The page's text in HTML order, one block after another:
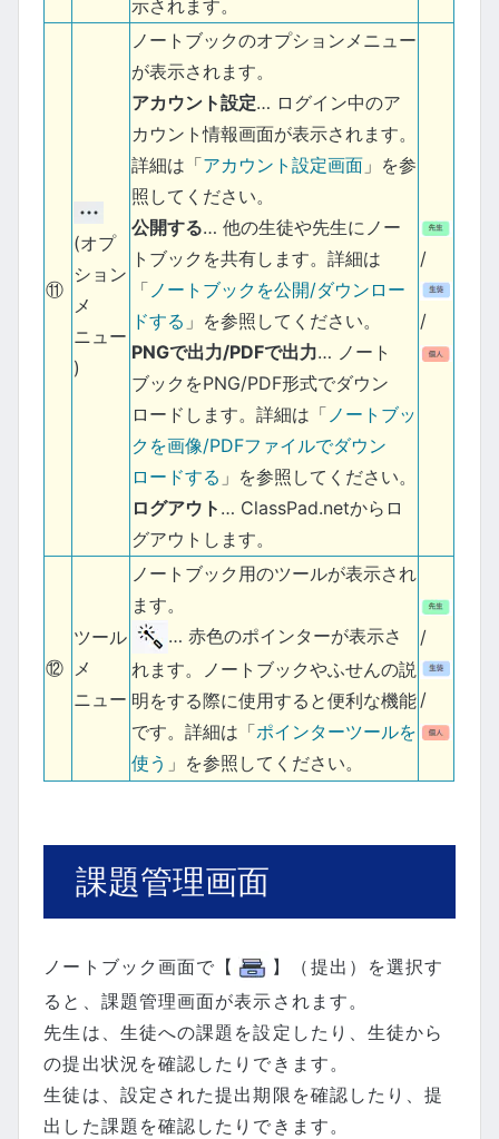
示されます。
⑪
(オプ
ション
メ
ニュー
)
ノートブックのオプションメニュー
が表示されます。
アカウント設定… ログイン中のア
カウント情報画面が表示されます。
詳細は「アカウント設定画面 」を参
照してください。
公開する… 他の生徒や先生にノー
トブックを共有します。詳細は
「 ノートブックを公開/ダウンロー
ドする 」を参照してください。
PNGで出力/PDFで出力… ノート
ブックをPNG/PDF形式でダウン
ロードします。詳細は「 ノートブッ
クを画像/PDFファイルでダウン
ロードする 」を参照してください。
ログアウト … ClassPad.netからロ
グアウトします。
/
/
⑫
ツール
メ
ニュー
ノートブック用のツールが表示され
ます。
… 赤色のポインターが表示さ
れます。ノートブックやふせんの説
明をする際に使用すると便利な機能
です。詳細は「ポインターツールを
使う 」を参照してください。
/
/
課題管理画面
ノートブック画面で【
】（提出）を選択す
ると、課題管理画面が表示されます。
先生は、生徒への課題を設定したり、生徒から
の提出状況を確認したりできます。
生徒は、設定された提出期限を確認したり、提
出した課題を確認したりできます。